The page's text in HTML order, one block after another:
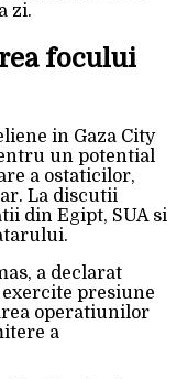
zi.
focului
in Gaza City
un potential
a ostaticilor,
La discutii
din Egipt, SUA si
a declarat
presiune
operatiunilor
a